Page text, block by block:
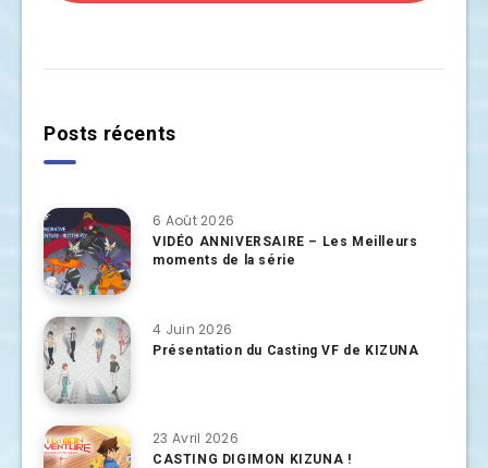
Posts récents
6 Août 2026
VIDÉO ANNIVERSAIRE – Les Meilleurs
moments de la série
4 Juin 2026
Présentation du Casting VF de KIZUNA
23 Avril 2026
CASTING DIGIMON KIZUNA !